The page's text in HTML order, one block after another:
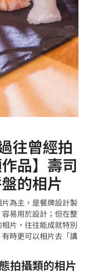
往曾經拍
品】壽司
的相片
為主，是餐牌設計製
易用於設計；但在整
片，往往能成就特別
時更可以相片去「講
拍攝類的相片